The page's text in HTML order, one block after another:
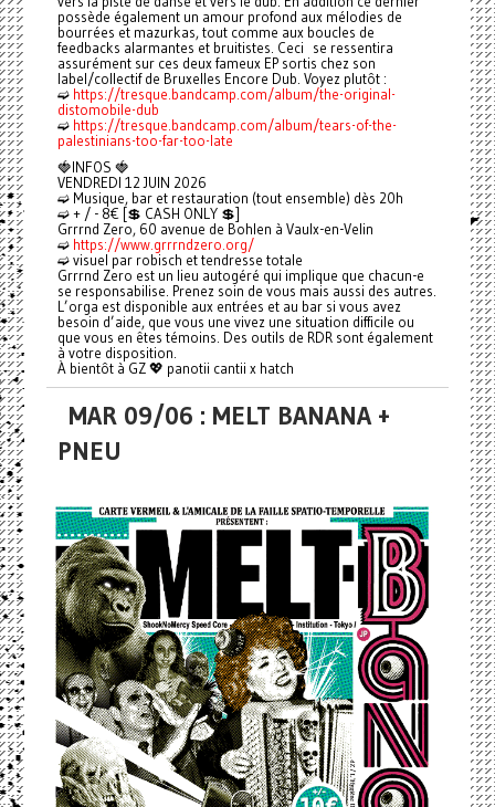
possède également un amour profond aux mélodies de
bourrées et mazurkas, tout comme aux boucles de
feedbacks alarmantes et bruitistes. Ceci se ressentira
assurément sur ces deux fameux EP sortis chez son
label/collectif de Bruxelles Encore Dub. Voyez plutôt :
➫ https://tresque.bandcamp.com/album/the-original-
distomobile-dub
➫ https://tresque.bandcamp.com/album/tears-of-the-
palestinians-too-far-too-late
🍓INFOS 🍓
VENDREDI 12 JUIN 2026
➫ Musique, bar et restauration (tout ensemble) dès 20h
➫ + / - 8€ [💲 CASH ONLY 💲]
Grrrnd Zero, 60 avenue de Bohlen à Vaulx-en-Velin
➫ https://www.grrrndzero.org/
➫ visuel par robisch et tendresse totale
Grrrnd Zero est un lieu autogéré qui implique que chacun-e
se responsabilise. Prenez soin de vous mais aussi des autres.
L’orga est disponible aux entrées et au bar si vous avez
besoin d’aide, que vous une vivez une situation difficile ou
que vous en êtes témoins. Des outils de RDR sont également
à votre disposition.
À bientôt à GZ 💖 panotii cantii x hatch
MAR 09/06 : MELT BANANA +
PNEU